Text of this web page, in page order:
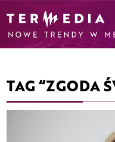
TAG “ZGODA